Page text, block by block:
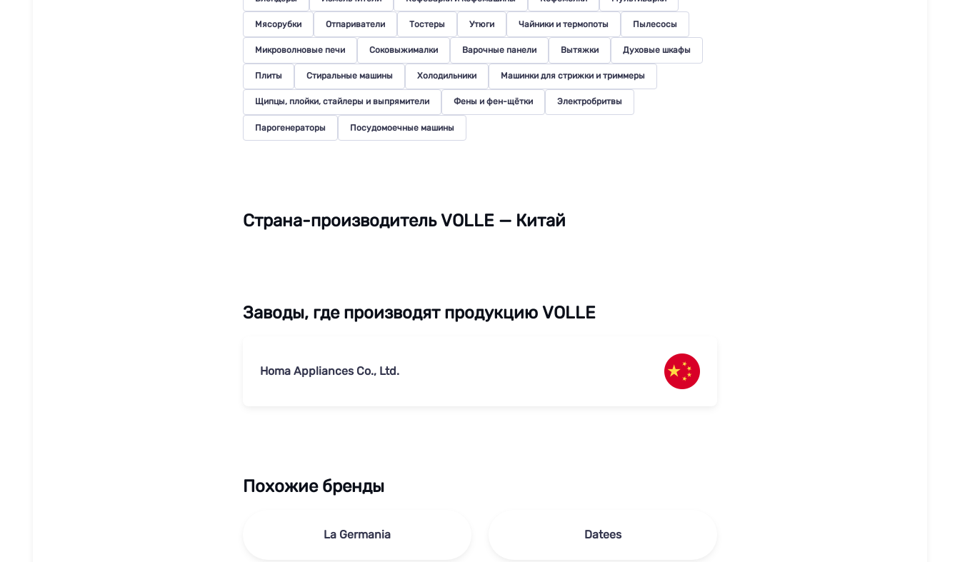
Мясорубки Отпариватели Тостеры Утюги Чайники и термопоты Пылесосы
Микроволновые печи Соковыжималки Варочные панели Вытяжки Духовые шкафы
Плиты Стиральные машины Холодильники Машинки для стрижки и триммеры
Щипцы, плойки, стайлеры и выпрямители Фены и фен-щётки Электробритвы
Парогенераторы Посудомоечные машины
Страна-производитель VOLLE — Китай
Заводы, где производят продукцию VOLLE
Homa Appliances Co., Ltd.
Похожие бренды
La Germania Datees